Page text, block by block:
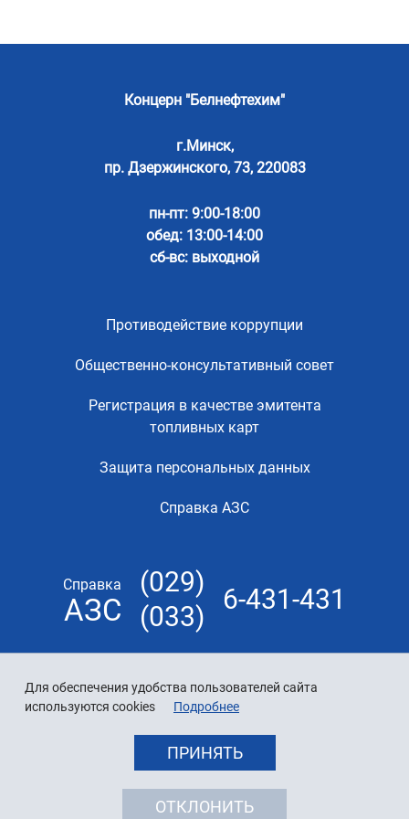
Для обеспечения удобства пользователей сайта
используются cookies
Подробнее
ПРИНЯТЬ
ОТКЛОНИТЬ
Концерн "Белнефтехим"
г.Минск,
пр. Дзержинского, 73, 220083
пн-пт: 9:00-18:00
обед: 13:00-14:00
сб-вс: выходной
Противодействие коррупции
Общественно-консультативный совет
Регистрация в качестве эмитента
топливных карт
Защита персональных данных
Справка АЗС
Справка
АЗС
(029)
(033)
6-431-431